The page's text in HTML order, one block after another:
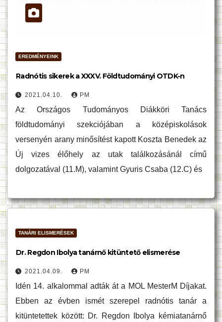
EREDMÉNYEINK
Radnótis sikerek a XXXV. Földtudományi OTDK-n
2021.04.10. PM
Az Országos Tudományos Diákköri Tanács
földtudományi szekciójában a középiskolások
versenyén arany minősítést kapott Koszta Benedek az
Új vizes élőhely az utak találkozásánál című
dolgozatával (11.M), valamint Gyuris Csaba (12.C) és
TANÁRI ELISMERÉSEK
Dr. Regdon Ibolya tanárnő kitüntető elismerése
2021.04.09. PM
Idén 14. alkalommal adták át a MOL MesterM Díjakat.
Ebben az évben ismét szerepel radnótis tanár a
kitüntetettek között: Dr. Regdon Ibolya kémiatanárnő